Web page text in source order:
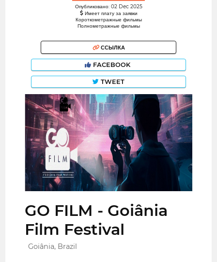
Опубликовано: 02 Dec 2025
Имеет плату за заявки
Короткометражные фильмы
Полнометражные фильмы
ССЫЛКА
FACEBOOK
TWEET
GO FILM - Goiânia
Film Festival
Goiânia, Brazil